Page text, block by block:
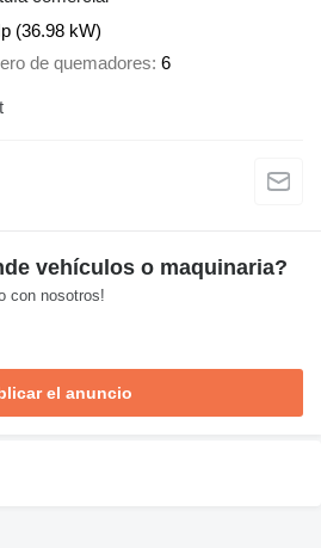
(36.98 kW)
de quemadores 6
vehículos o maquinaria?
con nosotros!
el anuncio